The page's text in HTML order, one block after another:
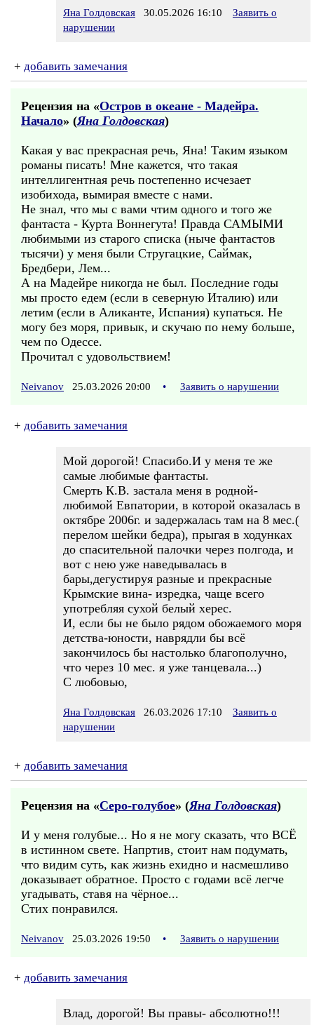
Яна Голдовская 30.05.2026 16:10
Заявить о
нарушении
+ добавить замечания
Рецензия на «Остров в океане - Мадейра.
Начало» (Яна Голдовская)
Какая у вас прекрасная речь, Яна! Таким языком
романы писать! Мне кажется, что такая
интеллигентная речь постепенно исчезает
изобихода, вымирая вместе с нами.
Не знал, что мы с вами чтим одного и того же
фантаста - Курта Воннегута! Правда САМЫМИ
любимыми из старого списка (ныче фантастов
тысячи) у меня были Стругацкие, Саймак,
Бредбери, Лем...
А на Мадейре никогда не был. Последние годы
мы просто едем (если в северную Италию) или
летим (если в Аликанте, Испания) купаться. Не
могу без моря, привык, и скучаю по нему больше,
чем по Одессе.
Прочитал с удовольствием!
Neivanov 25.03.2026 20:00 • Заявить о нарушении
+ добавить замечания
Мой дорогой! Спасибо.И у меня те же
самые любимые фантасты.
Смерть К.В. застала меня в родной-
любимой Евпатории, в которой оказалась в
октябре 2006г. и задержалась там на 8 мес.(
перелом шейки бедра), прыгая в ходунках
до спасительной палочки через полгода, и
вот с нею уже наведывалась в
бары,дегустируя разные и прекрасные
Крымские вина- изредка, чаще всего
употребляя сухой белый херес.
И, если бы не было рядом обожаемого моря
детства-юности, наврядли бы всё
закончилось бы настолько благополучно,
что через 10 мес. я уже танцевала...)
С любовью,
Яна Голдовская 26.03.2026 17:10
Заявить о
нарушении
+ добавить замечания
Рецензия на «Серо-голубое» (Яна Голдовская)
И у меня голубые... Но я не могу сказать, что ВСЁ
в истинном свете. Напртив, стоит нам подумать,
что видим суть, как жизнь ехидно и насмешливо
доказывает обратное. Просто с годами всё легче
угадывать, ставя на чёрное...
Стих понравился.
Neivanov 25.03.2026 19:50 • Заявить о нарушении
+ добавить замечания
Влад, дорогой! Вы правы- абсолютно!!!